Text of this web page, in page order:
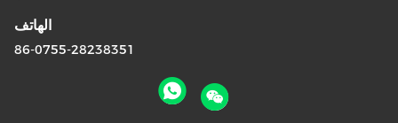
الهاتف
86-0755-28238351